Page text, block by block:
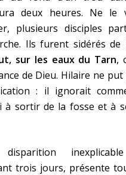
deux heures. Ne le
plusieurs disciples
Ils furent sidérés de
sur les eaux du Tarn,
de Dieu. Hilaire ne
: il ignorait
à sortir de la fosse et à
inexplicable
trois jours, présente